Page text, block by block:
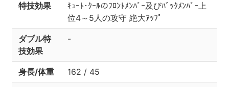
特技効果
ｷｭｰﾄ･ｸｰﾙのﾌﾛﾝﾄﾒﾝﾊﾞｰ及びﾊﾞｯｸﾒﾝﾊﾞｰ上
位4～5人の攻守 絶大ｱｯﾌﾟ
ダブル特
技効果
-
身長/体重 162 / 45